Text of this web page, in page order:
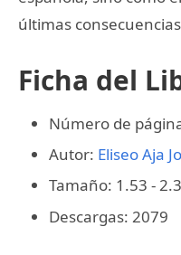
últimas
Ficha del
Número de
Autor: Eliseo Aja
Tamaño: 1.53 -
Descargas: 2079